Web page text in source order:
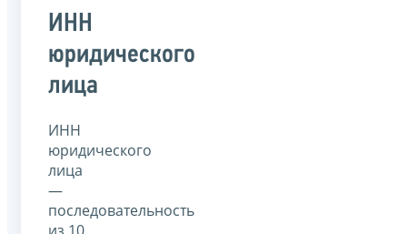
ИНН
юридического
лица
ИНН
юридического
лица
—
последовательность